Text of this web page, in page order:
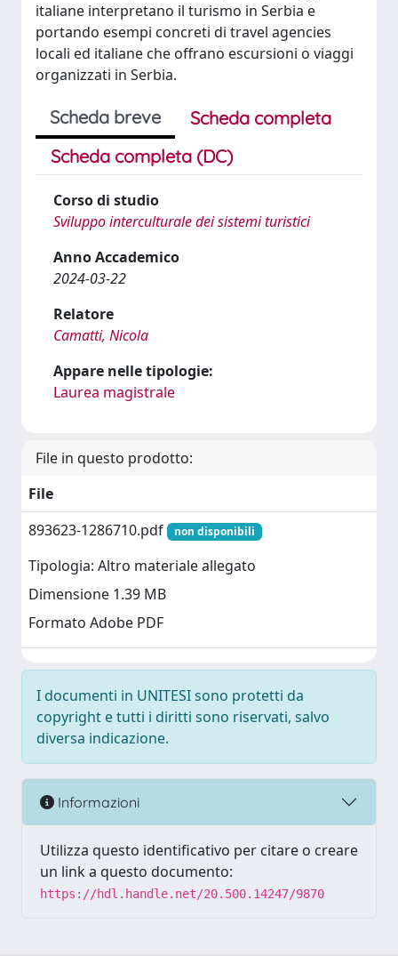
italiane interpretano il turismo in Serbia e
portando esempi concreti di travel agencies
locali ed italiane che offrano escursioni o viaggi
organizzati in Serbia.
Scheda breve
Scheda completa
Scheda completa (DC)
Corso di studio
Sviluppo interculturale dei sistemi turistici
Anno Accademico
2024-03-22
Relatore
Camatti, Nicola
Appare nelle tipologie:
Laurea magistrale
File in questo prodotto:
File
893623-1286710.pdf
non disponibili
Tipologia: Altro materiale allegato
Dimensione 1.39 MB
Formato Adobe PDF
I documenti in UNITESI sono protetti da
copyright e tutti i diritti sono riservati, salvo
diversa indicazione.
Informazioni
Utilizza questo identificativo per citare o creare
un link a questo documento:
https://hdl.handle.net/20.500.14247/9870